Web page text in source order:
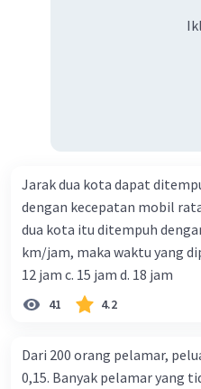
Jarak dua kota dapat
dengan kecepatan mobil
dua kota itu ditempuh
km/jam, maka waktu yang
12 jam c. 15 jam d. 18 jam
41 4.2
Dari 200 orang pelamar,
0,15. Banyak pelamar yang